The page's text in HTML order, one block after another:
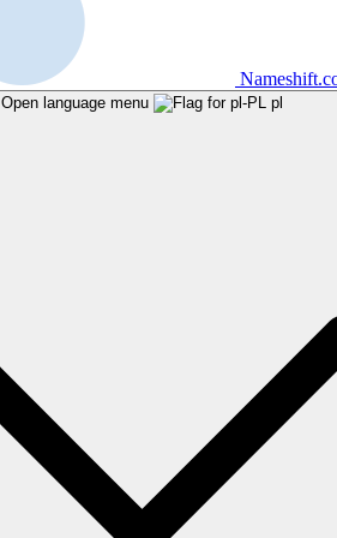
Open language menu pl